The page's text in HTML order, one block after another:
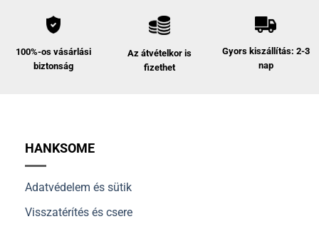
100%-os vásárlási
biztonság
Az átvételkor is
fizethet
Gyors kiszállítás: 2-3
nap
HANKSOME
Adatvédelem és sütik
Visszatérítés és csere